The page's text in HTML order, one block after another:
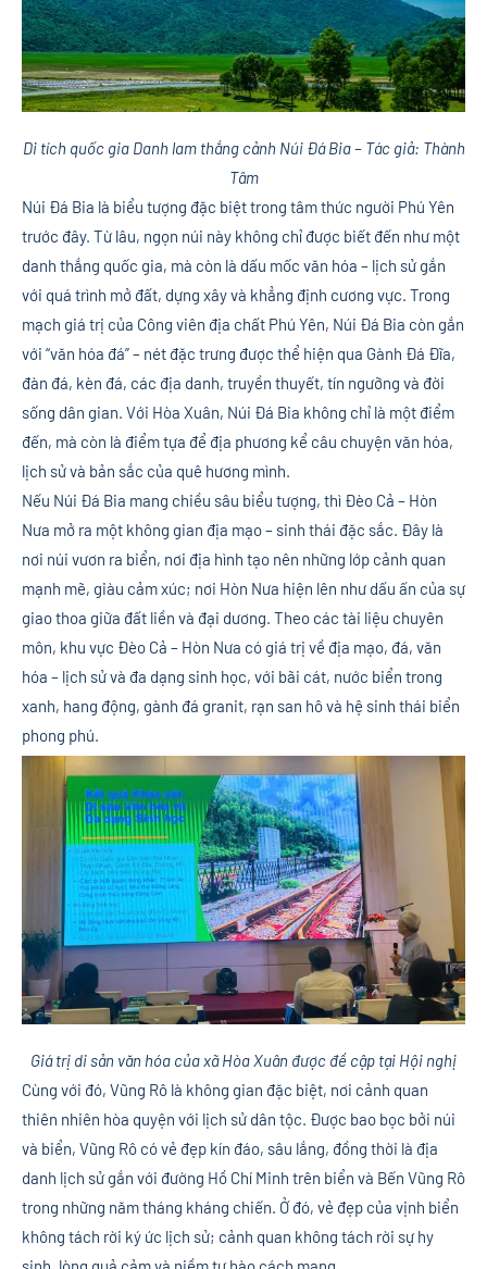
Di tích quốc gia Danh lam thắng cảnh Núi Đá Bia – Tác giả: Thành
Tâm
Núi Đá Bia là biểu tượng đặc biệt trong tâm thức người Phú Yên
trước đây. Từ lâu, ngọn núi này không chỉ được biết đến như một
danh thắng quốc gia, mà còn là dấu mốc văn hóa – lịch sử gắn
với quá trình mở đất, dựng xây và khẳng định cương vực. Trong
mạch giá trị của Công viên địa chất Phú Yên, Núi Đá Bia còn gắn
với “văn hóa đá” – nét đặc trưng được thể hiện qua Gành Đá Đĩa,
đàn đá, kèn đá, các địa danh, truyền thuyết, tín ngưỡng và đời
sống dân gian. Với Hòa Xuân, Núi Đá Bia không chỉ là một điểm
đến, mà còn là điểm tựa để địa phương kể câu chuyện văn hóa,
lịch sử và bản sắc của quê hương mình.
Nếu Núi Đá Bia mang chiều sâu biểu tượng, thì Đèo Cả – Hòn
Nưa mở ra một không gian địa mạo – sinh thái đặc sắc. Đây là
nơi núi vươn ra biển, nơi địa hình tạo nên những lớp cảnh quan
mạnh mẽ, giàu cảm xúc; nơi Hòn Nưa hiện lên như dấu ấn của sự
giao thoa giữa đất liền và đại dương. Theo các tài liệu chuyên
môn, khu vực Đèo Cả – Hòn Nưa có giá trị về địa mạo, đá, văn
hóa – lịch sử và đa dạng sinh học, với bãi cát, nước biển trong
xanh, hang động, gành đá granit, rạn san hô và hệ sinh thái biển
phong phú.
Giá trị di sản văn hóa của xã Hòa Xuân được đề cập tại Hội nghị
Cùng với đó, Vũng Rô là không gian đặc biệt, nơi cảnh quan
thiên nhiên hòa quyện với lịch sử dân tộc. Được bao bọc bởi núi
và biển, Vũng Rô có vẻ đẹp kín đáo, sâu lắng, đồng thời là địa
danh lịch sử gắn với đường Hồ Chí Minh trên biển và Bến Vũng Rô
trong những năm tháng kháng chiến. Ở đó, vẻ đẹp của vịnh biển
không tách rời ký ức lịch sử; cảnh quan không tách rời sự hy